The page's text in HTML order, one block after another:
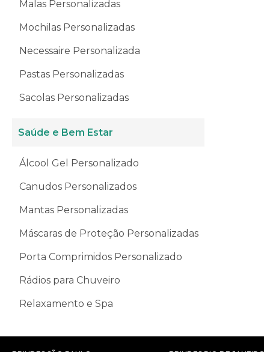
Malas Personalizadas
Mochilas Personalizadas
Necessaire Personalizada
Pastas Personalizadas
Sacolas Personalizadas
Saúde e Bem Estar
Álcool Gel Personalizado
Canudos Personalizados
Mantas Personalizadas
Máscaras de Proteção Personalizadas
Porta Comprimidos Personalizado
Rádios para Chuveiro
Relaxamento e Spa